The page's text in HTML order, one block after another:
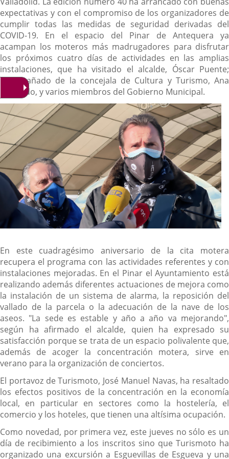
expectativas y con el compromiso de los organizadores de
cumplir todas las medidas de seguridad derivadas del
COVID-19. En el espacio del Pinar de Antequera ya
acampan los moteros más madrugadores para disfrutar
los próximos cuatro días de actividades en las amplias
instalaciones, que ha visitado el alcalde, Óscar Puente;
acompañado de la concejala de Cultura y Turismo, Ana
Redondo, y varios miembros del Gobierno Municipal.
En este cuadragésimo aniversario de la cita motera
recupera el programa con las actividades referentes y con
instalaciones mejoradas. En el Pinar el Ayuntamiento está
realizando además diferentes actuaciones de mejora como
la instalación de un sistema de alarma, la reposición del
vallado de la parcela o la adecuación de la nave de los
aseos. "La sede es estable y año a año va mejorando",
según ha afirmado el alcalde, quien ha expresado su
satisfacción porque se trata de un espacio polivalente que,
además de acoger la concentración motera, sirve en
verano para la organización de conciertos.
El portavoz de Turismoto, José Manuel Navas, ha resaltado
los efectos positivos de la concentración en la economía
local, en particular en sectores como la hostelería, el
comercio y los hoteles, que tienen una altísima ocupación.
Como novedad, por primera vez, este jueves no sólo es un
día de recibimiento a los inscritos sino que Turismoto ha
organizado una excursión a Esguevillas de Esgueva y una